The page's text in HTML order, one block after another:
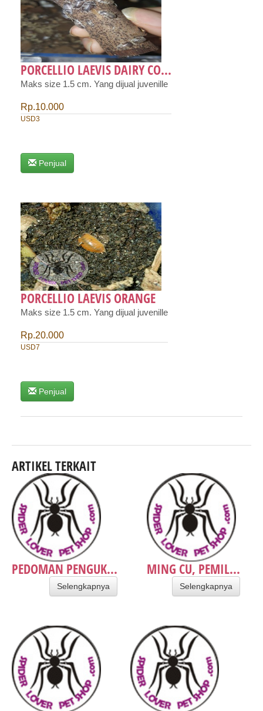
PORCELLIO LAEVIS DAIRY CO...
Maks size 1.5 cm. Yang dijual juvenille
Rp.10.000
USD3
Penjual
PORCELLIO LAEVIS ORANGE
Maks size 1.5 cm. Yang dijual juvenille
Rp.20.000
USD7
Penjual
ARTIKEL TERKAIT
PEDOMAN PENGUK...
Selengkapnya
MING CU, PEMIL...
Selengkapnya